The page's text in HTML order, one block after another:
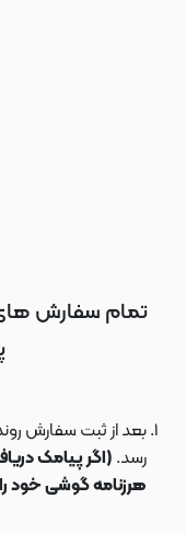
تمام سفارش
بعد از ثبت سفارش
رسد.
هرزنامه گوشی خود